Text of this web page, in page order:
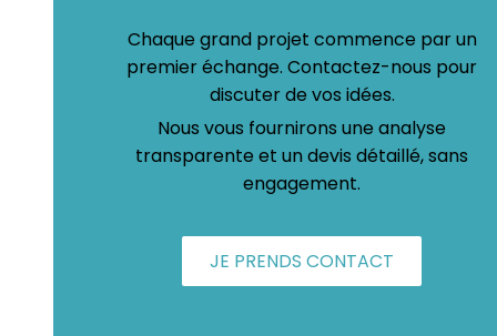
Chaque grand projet commence par un
premier échange. Contactez-nous pour
discuter de vos idées.
Nous vous fournirons une analyse
transparente et un devis détaillé, sans
engagement.
JE PRENDS CONTACT